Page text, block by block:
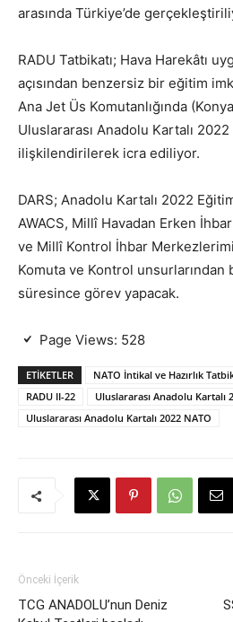
arasında Türkiye’de
RADU Tatbikatı; Hava Harekâtı
açısından benzersiz bir eğitim
Ana Jet Üs Komutanlığında
Uluslararası Anadolu Kartalı
ilişkilendirilerek icra ediliyor.
DARS; Anadolu Kartalı 2022
AWACS, Millî Havadan Erken
ve Millî Kontrol İhbar
Komuta ve Kontrol
süresince görev yapacak.
Page Views: 528
ETIKETLER
NATO İntikal ve Hazırlık
RADU II-22
Uluslararası Anadolu Kartalı
Uluslararası Anadolu Kartalı 2022 NATO
Önceki İçerik
TCG ANADOLU’nun Deniz